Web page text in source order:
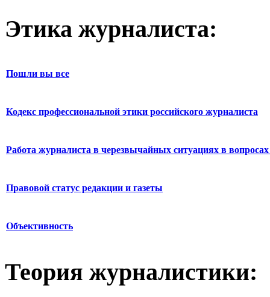
Этика журналиста:
Пошли вы все
Кодекс профессиональной этики российского журналиста
Работа журналиста в черезвычайных ситуациях в вопросах
Правовой статус редакции и газеты
Объективность
Теория журналистики: